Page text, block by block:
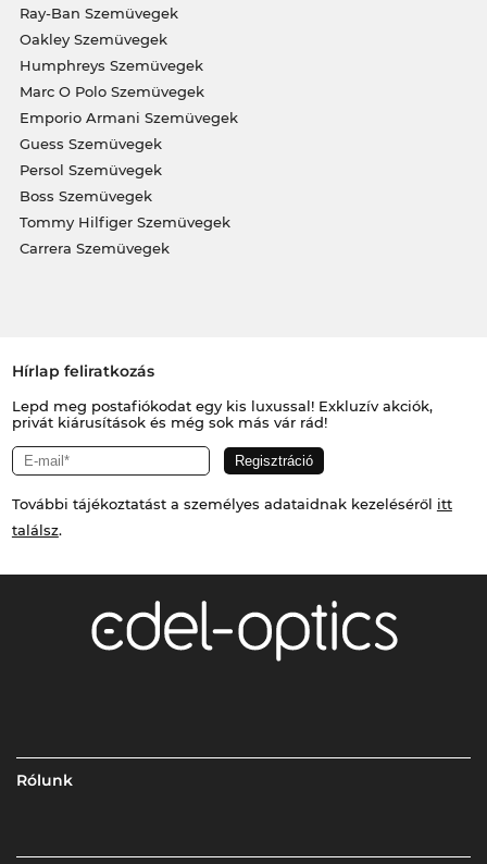
Ray-Ban Szemüvegek
Oakley Szemüvegek
Humphreys Szemüvegek
Marc O Polo Szemüvegek
Emporio Armani Szemüvegek
Guess Szemüvegek
Persol Szemüvegek
Boss Szemüvegek
Tommy Hilfiger Szemüvegek
Carrera Szemüvegek
Hírlap feliratkozás
Lepd meg postafiókodat egy kis luxussal! Exkluzív akciók,
privát kiárusítások és még sok más vár rád!
További tájékoztatást a személyes adataidnak kezeléséről itt
találsz.
Rólunk